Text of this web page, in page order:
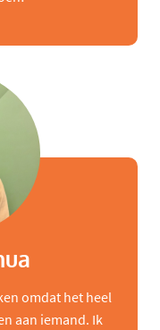
omdat het heel
aan iemand. Ik